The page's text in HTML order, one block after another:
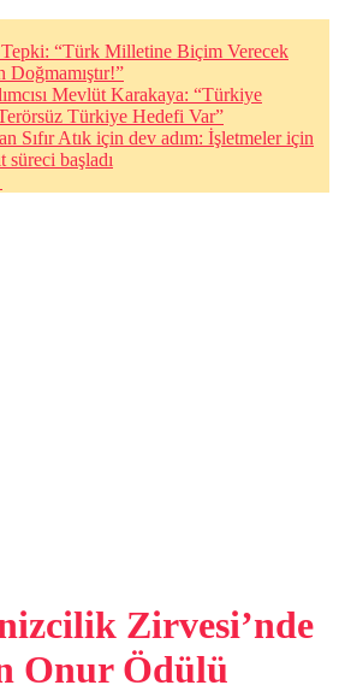
Tepki: “Türk Milletine Biçim Verecek
Doğmamıştır!”
Mevlüt Karakaya: “Türkiye
Türkiye Hedefi Var”
Sıfır Atık için dev adım: İşletmeler için
süreci başladı
Zirvesi’nde
Onur Ödülü